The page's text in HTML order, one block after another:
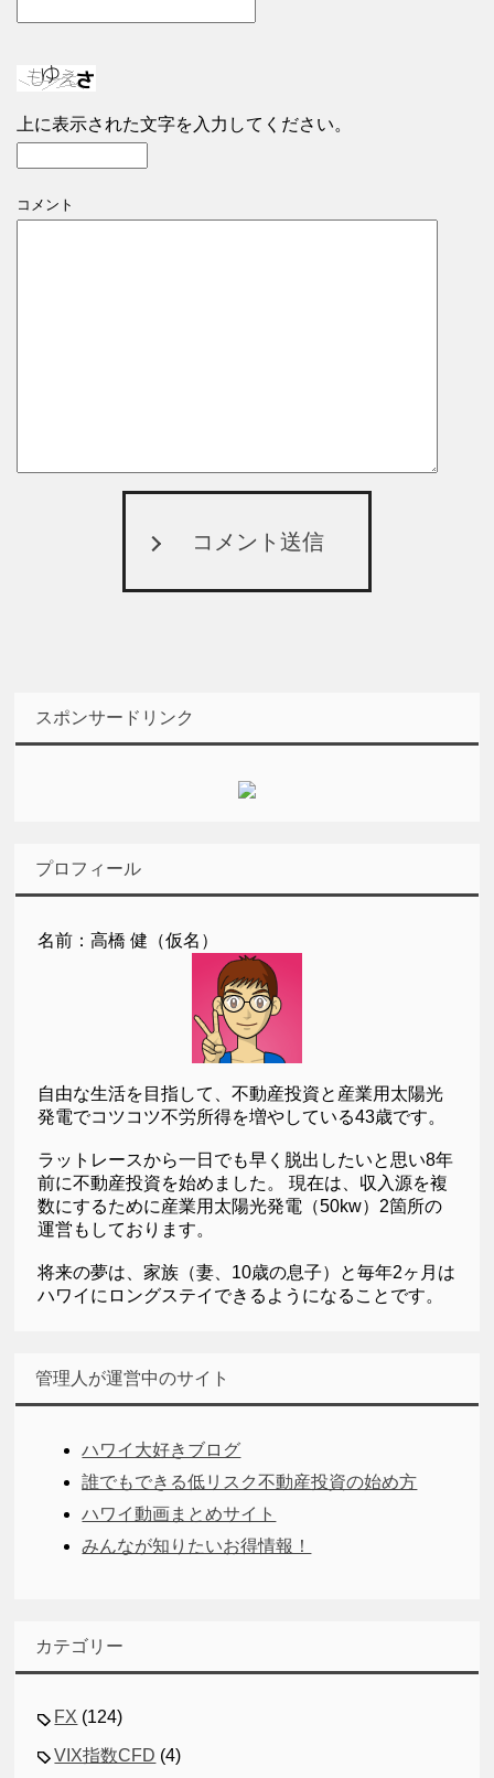
上に表示された文字を入力してください。
コメント
コメント送信
スポンサードリンク
プロフィール
名前：高橋 健（仮名）
自由な生活を目指して、不動産投資と産業用太陽光
発電でコツコツ不労所得を増やしている43歳です。
ラットレースから一日でも早く脱出したいと思い8年
前に不動産投資を始めました。 現在は、収入源を複
数にするために産業用太陽光発電（50kw）2箇所の
運営もしております。
将来の夢は、家族（妻、10歳の息子）と毎年2ヶ月は
ハワイにロングステイできるようになることです。
管理人が運営中のサイト
ハワイ大好きブログ
誰でもできる低リスク不動産投資の始め方
ハワイ動画まとめサイト
みんなが知りたいお得情報！
カテゴリー
FX (124)
VIX指数CFD (4)